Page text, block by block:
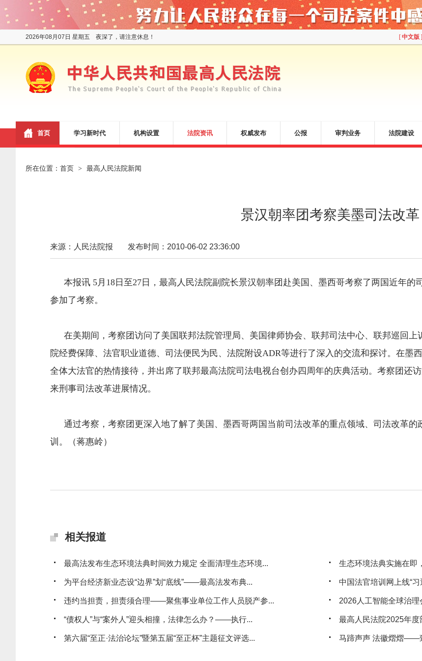
[中文版
2026年08月07日 星期五 夜深了，请注意休息！
首页 学习新时代 机构设置 法院资讯 权威发布 公报 审判业务 法院建设
所在位置： 首页 > 最高人民法院新闻
景汉朝率团考察美墨司法改革
来源：人民法院报 发布时间：2010-06-02 23:36:00
本报讯 5月18日至27日，最高人民法院副院长景汉朝率团赴美国、墨西哥考察了两国近年的
参加了考察。
在美期间，考察团访问了美国联邦法院管理局、美国律师协会、联邦司法中心、联邦巡回上
院经费保障、法官职业道德、司法便民为民、法院附设ADR等进行了深入的交流和探讨。在墨
全体大法官的热情接待，并出席了联邦最高法院司法电视台创办四周年的庆典活动。考察团还
来刑事司法改革进展情况。
通过考察，考察团更深入地了解了美国、墨西哥两国当前司法改革的重点领域、司法改革的
训。（蒋惠岭）
相关报道
最高法发布生态环境法典时间效力规定 全面清理生态环境... 生态环境法典实施在即
为平台经济新业态设“边界”划“底线”——最高法发布典... 中国法官培训网上线“
违约当担责，担责须合理——聚焦事业单位工作人员脱产参... 2026人工智能全球治
“债权人”与“案外人”迎头相撞，法律怎么办？——执行... 最高人民法院2025年度
第六届“至正·法治论坛”暨第五届“至正杯”主题征文评选... 马蹄声声 法徽熠熠——